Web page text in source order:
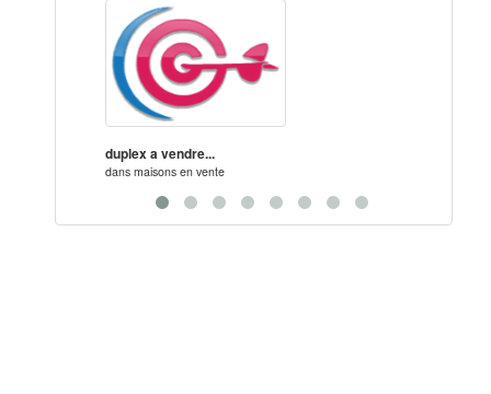
duplex a vendre...
dans maisons en vente